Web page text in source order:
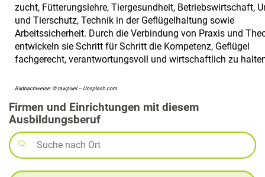
zucht, Fütterungslehre, Tiergesundheit, Betriebswirtschaft,
und Tierschutz, Technik in der Geflügelhaltung sowie
Arbeitssicherheit. Durch die Verbindung von Praxis und
entwickeln sie Schritt für Schritt die Kompetenz, Geflügel
fachgerecht, verantwortungsvoll und wirtschaftlich zu
Bildnachweise: © rawpixel – Unsplash.com
Firmen und Einrichtungen mit diesem
Ausbildungsberuf